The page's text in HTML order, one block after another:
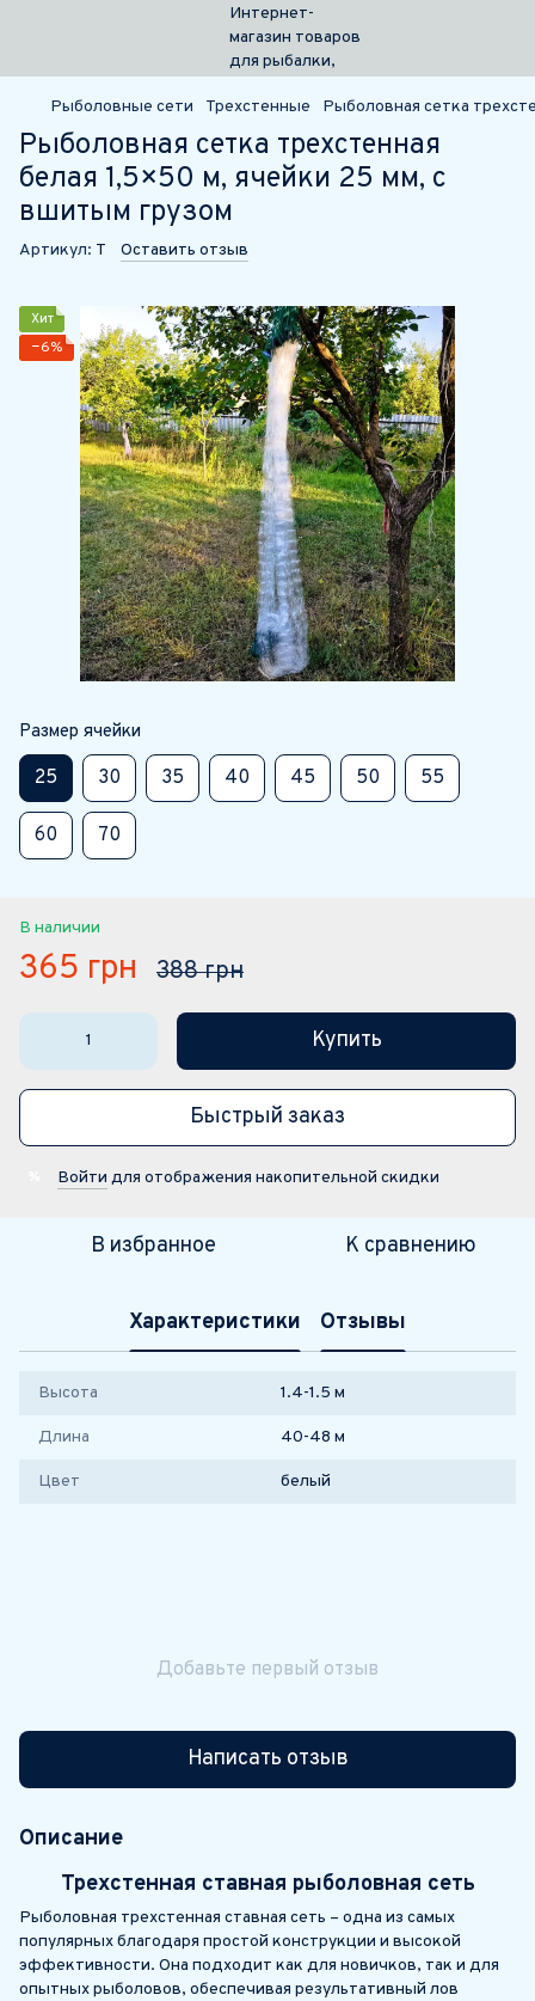
Рыболовные сети Трехстенные Рыболовная сетка
Рыболовная сетка трехстенная
белая 1,5×50 м, ячейки 25 мм, с
вшитым грузом
Артикул: Т Оставить отзыв
Хит
−6%
Размер ячейки
25 30 35 40 45 50 55
60 70
В наличии
365 грн 388 грн
Купить
Быстрый заказ
Войти для отображения накопительной скидки
В избранное К сравнению
Характеристики Отзывы
Высота 1.4-1.5 м
Длина 40-48 м
Цвет белый
Добавьте первый отзыв
Написать отзыв
Описание
Трехстенная ставная рыболовная сеть
Рыболовная трехстенная ставная сеть – одна из самых
популярных благодаря простой конструкции и высокой
эффективности. Она подходит как для новичков, так и для
опытных рыболовов, обеспечивая результативный лов